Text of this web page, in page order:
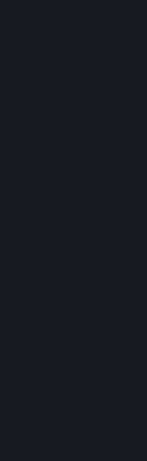
3. 我们可能会向合作
人信息），以保障为
出于合法、正当、必
只会共享提供内容和
将共享的个人信息用
据（其中可能包括部分
（1） 为了实现平台
（2） 您在购买内容
审批要求的前提下，
我们的内容及服务时
及IP地址、用户名及
许可方或其他合作伙
体验；（b）提供维护
的安全性；以及（d）
的商业信息。对于我
个人信息，以及包括
息，我们在任何情况下
（3） 向电信服务提
个人信息存储服务的云
（4） 为了向您提供
务的安全机制，我们
息，但不会向我们的
（5） 我们可能在寄